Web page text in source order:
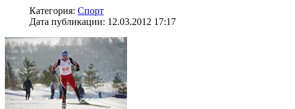
Категория: Спорт
Дата публикации: 12.03.2012 17:17